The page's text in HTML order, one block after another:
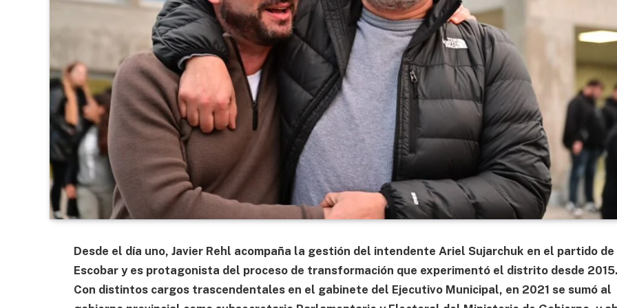
Desde el día uno, Javier Rehl acompaña la gestión del intendente Ariel Sujarchuk en el partido de
Escobar y es protagonista del proceso de transformación que experimentó el distrito desde
Con distintos cargos trascendentales en el gabinete del Ejecutivo Municipal, en 2021 se sumó al